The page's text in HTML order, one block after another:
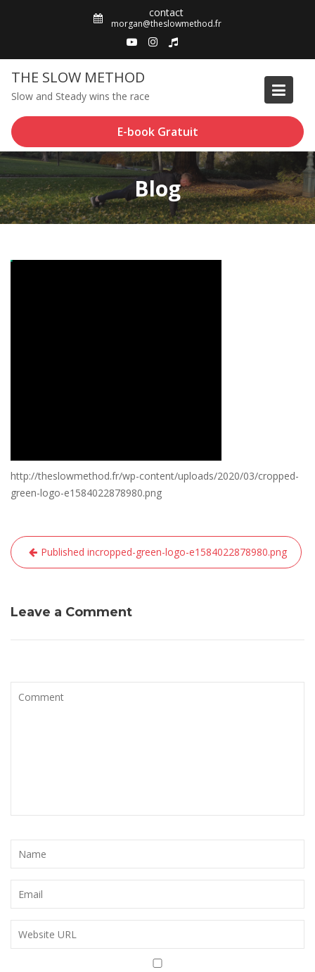
contact
morgan@theslowmethod.fr
THE SLOW METHOD
Slow and Steady wins the race
E-book Gratuit
Blog
http://theslowmethod.fr/wp-content/uploads/2020/03/cropped-
green-logo-e1584022878980.png
Navigation
de
Published incropped-green-logo-e1584022878980.png
Leave a Comment